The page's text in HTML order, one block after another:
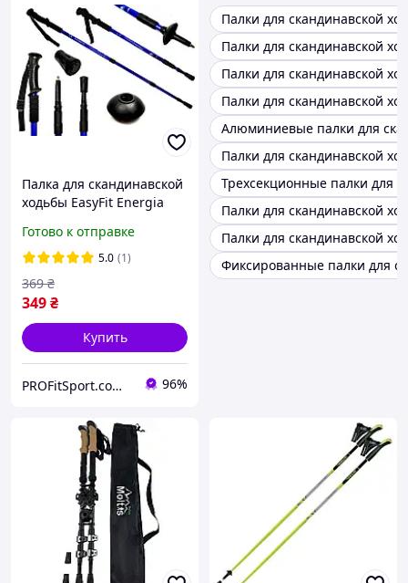
Палка для скандинавской
ходьбы EasyFit Energia
Готово к отправке
5.0 (1)
349₴
369 ₴
Купить
PROFitSport.com.ua - Интернет-магазин спортинвентаря 96%
Палки для скандинавской
Палки для скандинавской
Палки для скандинавской
Палки для скандинавской
Алюминиевые палки для
Палки для скандинавской
Трехсекционные палки для
Палки для скандинавской
Палки для скандинавской
Фиксированные палки для